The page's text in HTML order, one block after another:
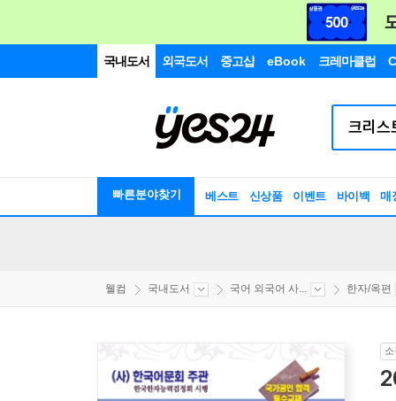
국내도서 외국도서 중고샵 eBook 크레마클럽
빠른분야찾기 베스트 신상품 이벤트 바이백 매
웰컴 국내도서 국어 외국어 사... 한자/옥편